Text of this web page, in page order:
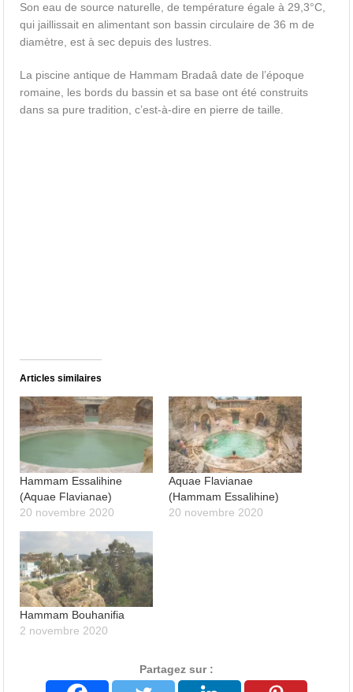
Son eau de source naturelle, de température égale à 29,3°C,
qui jaillissait en alimentant son bassin circulaire de 36 m de
diamètre, est à sec depuis des lustres.
La piscine antique de Hammam Bradaâ date de l’époque
romaine, les bords du bassin et sa base ont été construits
dans sa pure tradition, c’est-à-dire en pierre de taille.
Articles similaires
Hammam Essalihine
(Aquae Flavianae)
20 novembre 2020
Aquae Flavianae
(Hammam Essalihine)
20 novembre 2020
Hammam Bouhanifia
2 novembre 2020
Partagez sur :